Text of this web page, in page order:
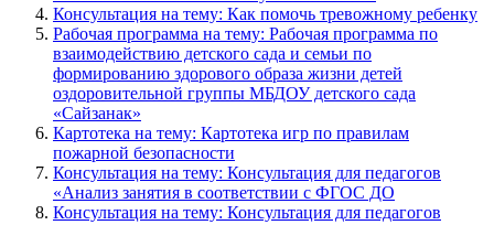
Консультация на тему: Как помочь тревожному ребенку
Рабочая программа на тему: Рабочая программа по
взаимодействию детского сада и семьи по
формированию здорового образа жизни детей
оздоровительной группы МБДОУ детского сада
«Сайзанак»
Картотека на тему: Картотека игр по правилам
пожарной безопасности
Консультация на тему: Консультация для педагогов
«Анализ занятия в соответствии с ФГОС ДО
Консультация на тему: Консультация для педагогов